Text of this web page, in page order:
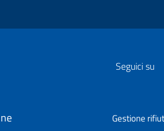
Seguici su
Gestione